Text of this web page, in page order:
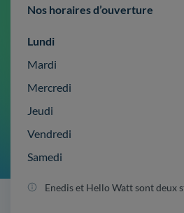
Nos horaires d’ouverture
Lundi
Mardi
Mercredi
Jeudi
Vendredi
Samedi
Enedis et Hello Watt sont deux